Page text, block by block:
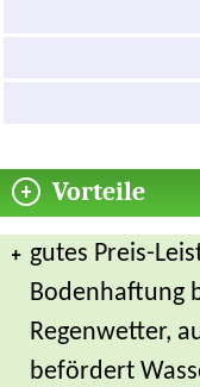
Vorteile
gutes Preis-
Bodenhaftung
Regenwetter,
befördert